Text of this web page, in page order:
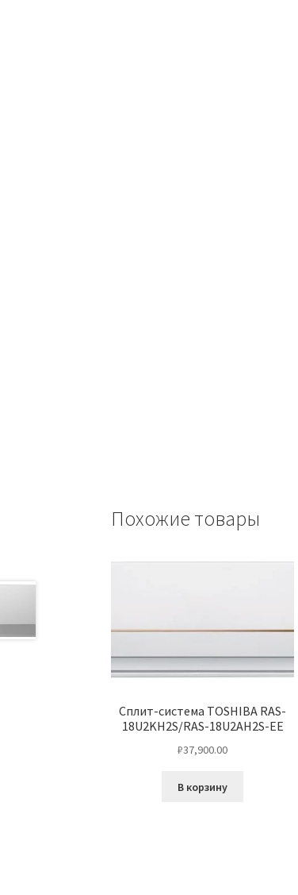
Похожие товары
Сплит-система TOSHIBA RAS-
18U2KH2S/RAS-18U2AH2S-EE
₽37,900.00
В корзину